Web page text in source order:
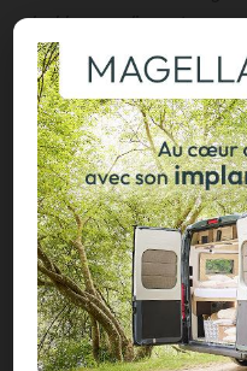
double sens d’ouverture.